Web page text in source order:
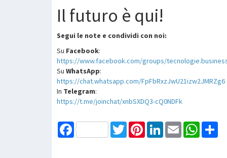
Il futuro è qui!
Segui le note e condividi con noi:
Su Facebook:
https://www.facebook.com/groups/
Su WhatsApp:
https://chat.whatsapp.com/FpFbRxzJwU21izw2JMRZg6
In Telegram:
https://t.me/joinchat/xnbSXDQ3-cQ0NDFk
Facebook TwitterPinterestLinkedInEmail WhatsApp